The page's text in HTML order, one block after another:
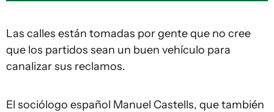
Las calles están tomadas por gente que no cree
que los partidos sean un buen vehículo para
canalizar sus reclamos.
El sociólogo español Manuel Castells, que también